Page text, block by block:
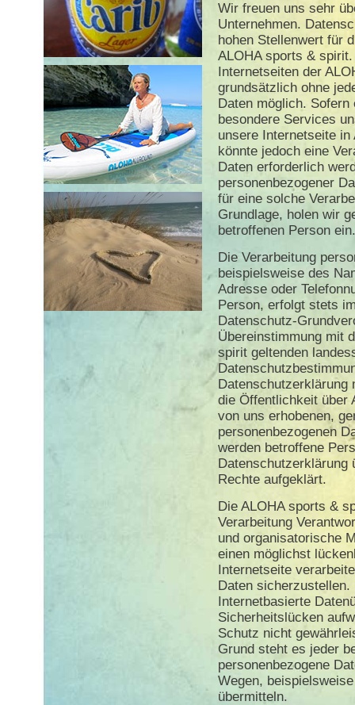
Wir freuen uns sehr
Unternehmen.
hohen Stellenwert für
ALOHA sports &
Internetseiten der
grundsätzlich ohne
Daten möglich.
besondere Services
unsere Internetseite
könnte jedoch eine
Daten erforderlich
personenbezogener
für eine solche
Grundlage, holen wir
betroffenen Person ein.
Die Verarbeitung
beispielsweise des
Adresse oder
Person, erfolgt stets
Datenschutz-
Übereinstimmung mit
spirit geltenden
Datenschutzerklärung
die Öffentlichkeit über
von uns erhobenen,
personenbezogenen
werden betroffene
Datenschutzerklärung
Rechte aufgeklärt.
Die ALOHA sports &
Verarbeitung
und organisatorische
einen möglichst
Internetseite
Daten sicherzustellen.
Internetbasierte
Sicherheitslücken
Schutz nicht
Grund steht es jeder
personenbezogene
Wegen,
übermitteln.